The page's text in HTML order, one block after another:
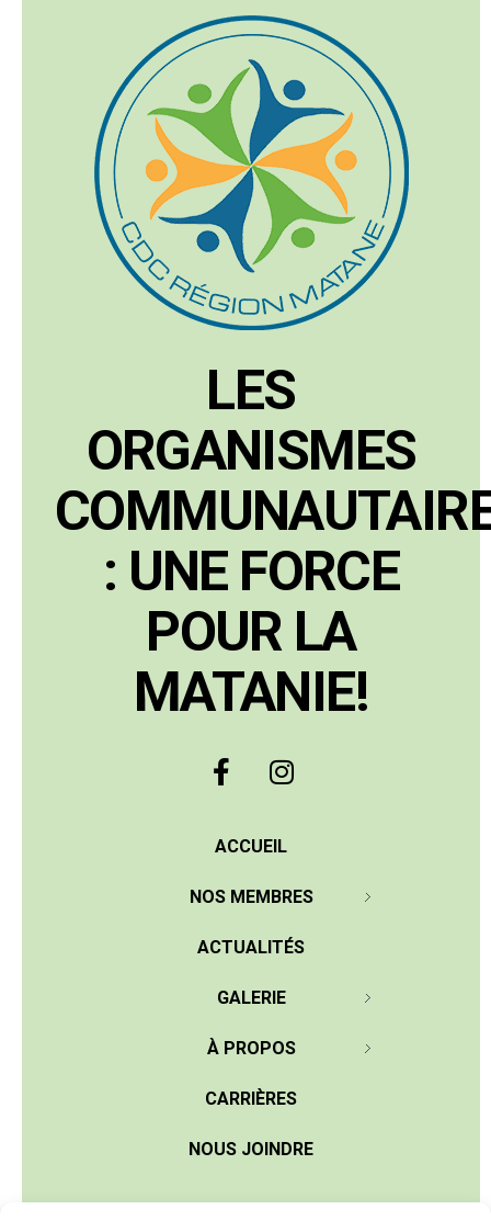
LES
ORGANISMES
: UNE FORCE
POUR LA
MATANIE!
ACCUEIL
NOS MEMBRES
ACTUALITÉS
GALERIE
À PROPOS
CARRIÈRES
NOUS JOINDRE